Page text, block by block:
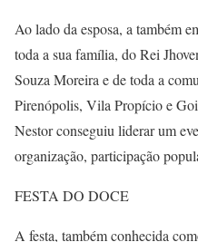
Ao lado da esposa, a também
toda a sua família, do Rei
Souza Moreira e de toda a
Pirenópolis, Vila Propício e
Nestor conseguiu liderar um
organização, participação
FESTA DO DOCE
A festa, também conhecida